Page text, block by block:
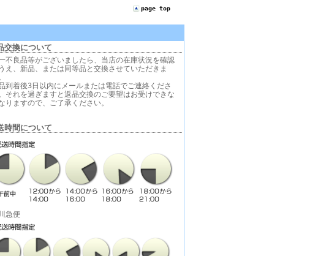
page top
交換について
不良品等がございましたら、当店の在庫状況を確認
え、新品、または同等品と交換させていただきま
到着後3日以内にメールまたは電話でご連絡くださ
それを過ぎますと返品交換のご要望はお受けできな
りますので、ご了承ください。
時間について
急便